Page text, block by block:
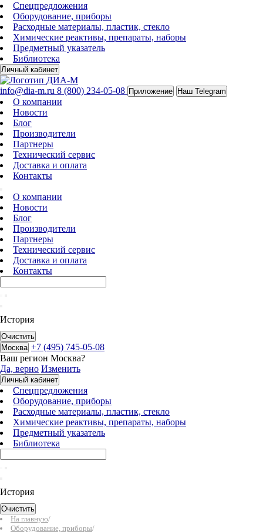
Спецпредложения
Оборудование, приборы
Расходные материалы, пластик, стекло
Химические реактивы, препараты, наборы
Предметный указатель
Библиотека
Личный кабинет
info@dia-m.ru 8 (800) 234-05-08 Приложение Наш Telegram
О компании
Новости
Блог
Производители
Партнеры
Технический сервис
Доставка и оплата
Контакты
О компании
Новости
Блог
Производители
Партнеры
Технический сервис
Доставка и оплата
Контакты
История
Очистить
Москва +7 (495) 745-05-08
Ваш регион Москва?
Да, верно Изменить
Личный кабинет
Спецпредложения
Оборудование, приборы
Расходные материалы, пластик, стекло
Химические реактивы, препараты, наборы
Предметный указатель
Библиотека
История
Очистить
На главную/
Оборудование, приборы/